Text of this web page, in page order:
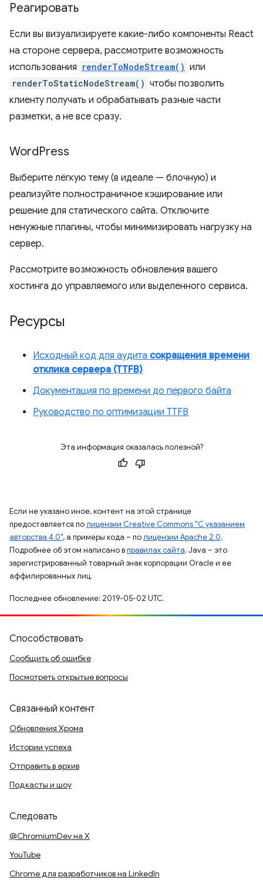
Реагировать
Если вы визуализируете какие-либо компоненты React
на стороне сервера, рассмотрите возможность
использования renderToNodeStream() или
renderToStaticNodeStream() чтобы позволить
клиенту получать и обрабатывать разные части
разметки, а не все сразу.
WordPress
Выберите лёгкую тему (в идеале — блочную) и
реализуйте полностраничное кэширование или
решение для статического сайта. Отключите
ненужные плагины, чтобы минимизировать нагрузку на
сервер.
Рассмотрите возможность обновления вашего
хостинга до управляемого или выделенного сервиса.
Ресурсы
Исходный код для аудита сокращения времени
отклика сервера (TTFB)
Документация по времени до первого байта
Руководство по оптимизации TTFB
Эта информация оказалась полезной?
Если не указано иное, контент на этой странице
предоставляется полицензии Creative Commons "С указанием
авторства 4.0", а примеры кода – полицензии Apache 2.0.
Подробнее об этом написано вправилах сайта. Java – это
зарегистрированный товарный знак корпорации Oracle и ее
аффилированных лиц.
Последнее обновление: 2019-05-02 UTC.
Способствовать
Сообщить об ошибке
Посмотреть открытые вопросы
Связанный контент
Обновления Хрома
Истории успеха
Отправить в архив
Подкасты и шоу
Следовать
@ChromiumDev на X
YouTube
Chrome для разработчиков на LinkedIn